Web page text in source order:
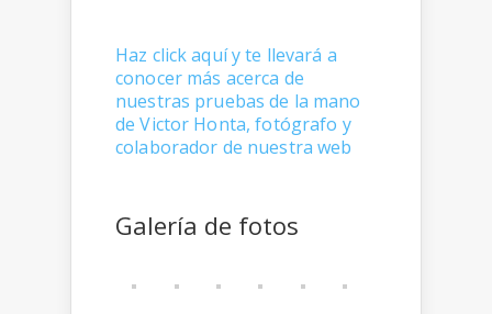
Haz click aquí y te llevará a
conocer más acerca de
nuestras pruebas de la mano
de Victor Honta, fotógrafo y
colaborador de nuestra web
Galería de fotos